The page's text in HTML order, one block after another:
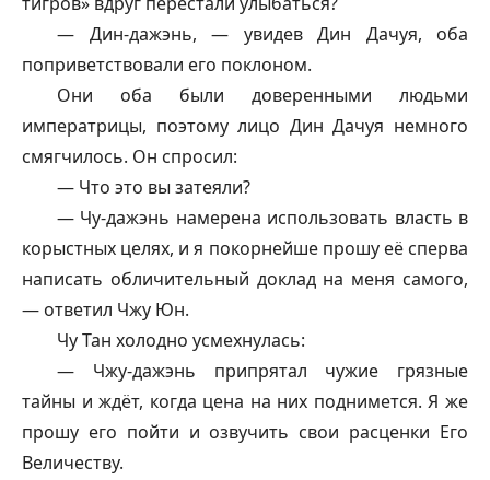
— Дин-дажэнь, — увидев Дин Дачуя, оба
поприветствовали его поклоном.
Они оба были доверенными людьми
императрицы, поэтому лицо Дин Дачуя немного
смягчилось. Он спросил:
— Что это вы затеяли?
— Чу-дажэнь намерена использовать власть в
корыстных целях, и я покорнейше прошу её сперва
написать обличительный доклад на меня самого,
— ответил Чжу Юн.
Чу Тан холодно усмехнулась:
— Чжу-дажэнь припрятал чужие грязные
тайны и ждёт, когда цена на них поднимется. Я же
прошу его пойти и озвучить свои расценки Его
Величеству.